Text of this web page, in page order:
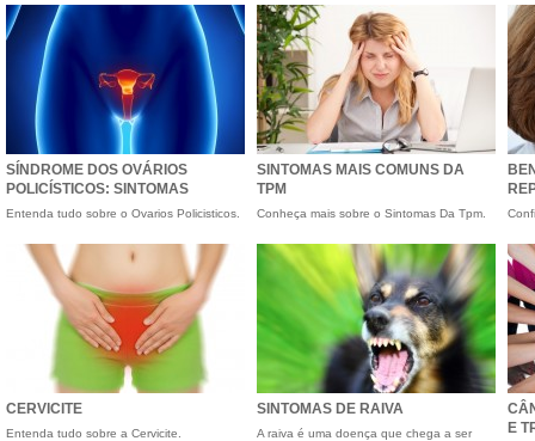
SÍNDROME DOS OVÁRIOS
POLICÍSTICOS: SINTOMAS
Entenda tudo sobre o Ovarios Policisticos.
SINTOMAS MAIS COMUNS DA
TPM
Conheça mais sobre o Sintomas Da Tpm.
CERVICITE
Entenda tudo sobre a Cervicite.
SINTOMAS DE RAIVA
A raiva é uma doença que chega a ser
E